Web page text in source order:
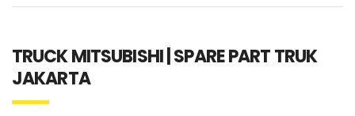
TRUCK MITSUBISHI | SPARE PART TRUK
JAKARTA